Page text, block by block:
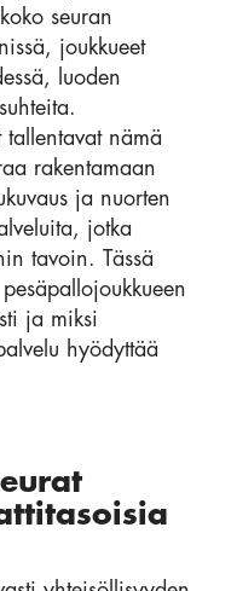
seuran
joukkueet
luoden
tallentavat nämä
rakentamaan
ja nuorten
jotka
tavoin. Tässä
ja miksi
hyödyttää